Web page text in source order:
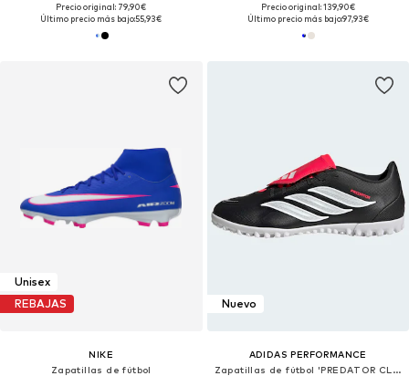
Precio original: 79,90€
Último precio más bajo:55,93€
Precio original: 139,90€
Último precio más bajo:97,93€
Unisex
REBAJAS
NIKE
Zapatillas de fútbol
Nuevo
ADIDAS PERFORMANCE
Zapatillas de fútbol 'PREDATOR CLUB FT TF'